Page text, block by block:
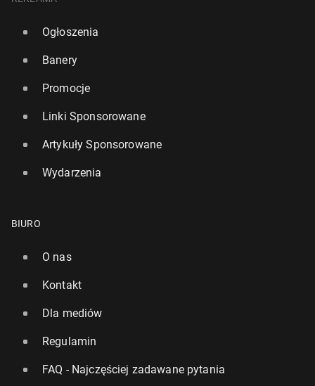
Ogłoszenia
Banery
Promocje
Linki Sponsorowane
Artykuły Sponsorowane
Wydarzenia
BIURO
O nas
Kontakt
Dla mediów
Regulamin
FAQ - Najczęściej zadawane pytania